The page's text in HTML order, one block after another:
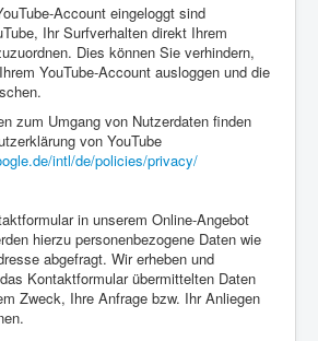
Account eingeloggt sind
Ihr Surfverhalten direkt Ihrem
Dies können Sie verhindern,
YouTube-Account ausloggen und die
zum Umgang von Nutzerdaten finden
von YouTube
intl/de/policies/privacy/
in unserem Online-Angebot
hierzu personenbezogene Daten wie
abgefragt. Wir erheben und
Kontaktformular übermittelten Daten
Zweck, Ihre Anfrage bzw. Ihr Anliegen